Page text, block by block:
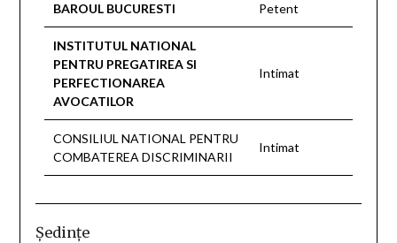
BAROUL BUCURESTI Petent
INSTITUTUL NATIONAL
PENTRU PREGATIREA SI
PERFECTIONAREA
AVOCATILOR
Intimat
CONSILIUL NATIONAL PENTRU
COMBATEREA DISCRIMINARII
Intimat
Şedinţe